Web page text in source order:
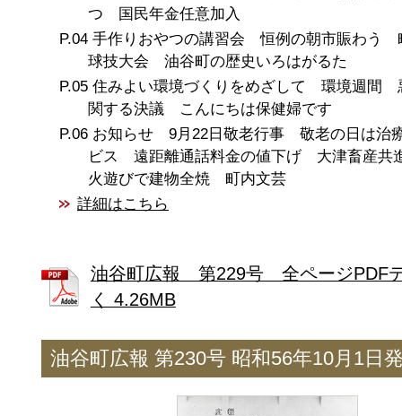
つ 国民年金任意加入
手作りおやつの講習会 恒例の朝市賑わう
球技大会 油谷町の歴史いろはがるた
住みよい環境づくりをめざして 環境週間
関する決議 こんにちは保健婦です
お知らせ 9月22日敬老行事 敬老の日は治
ビス 遠距離通話料金の値下げ 大津畜産
火遊びで建物全焼 町内文芸
詳細はこちら
油谷町広報 第229号 全ページPDF
く 4.26MB
油谷町広報 第230号 昭和56年10月1日